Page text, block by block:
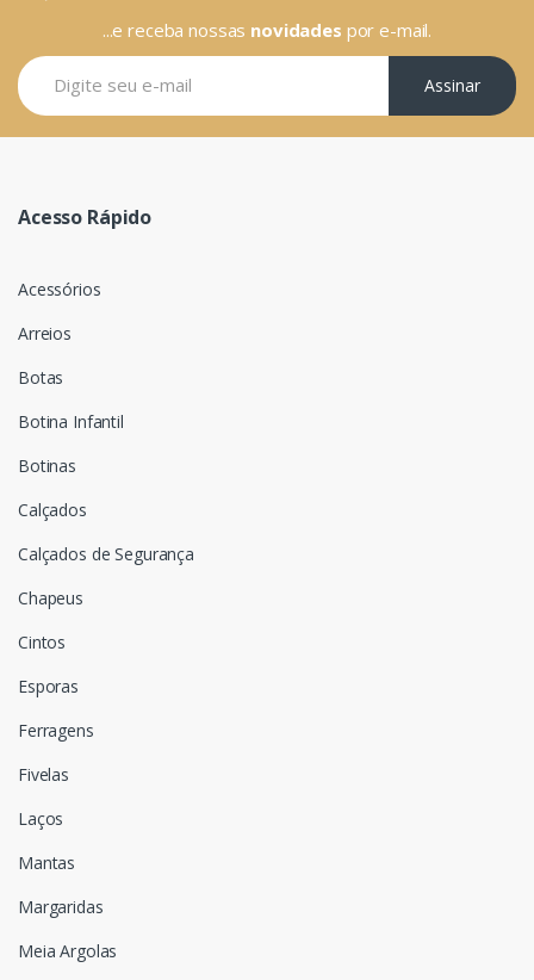
...e receba nossas novidades por e-mail.
Assinar
Acesso Rápido
Acessórios
Arreios
Botas
Botina Infantil
Botinas
Calçados
Calçados de Segurança
Chapeus
Cintos
Esporas
Ferragens
Fivelas
Laços
Mantas
Margaridas
Meia Argolas